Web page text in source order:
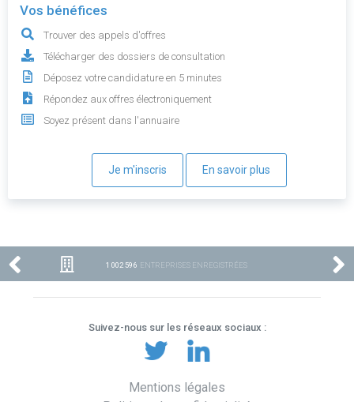
Vos bénéfices
Trouver des appels d'offres
Télécharger des dossiers de consultation
Déposez votre candidature en 5 minutes
Répondez aux offres électroniquement
Soyez présent dans l'annuaire
Je m'inscris En savoir plus
1 002 596 ENTREPRISES ENREGISTRÉES
Suivez-nous sur les réseaux sociaux :
Mentions légales